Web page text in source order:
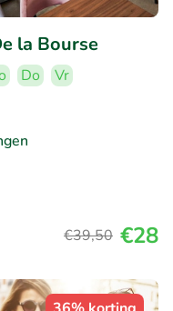
la Bourse
Do
Vr
€39,50 €28